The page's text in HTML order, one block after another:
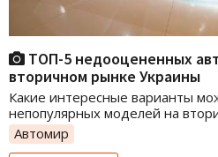
ТОП-5 недооцененных
вторичном рынке Украины
Какие интересные варианты
непопулярных моделей на
Автомир